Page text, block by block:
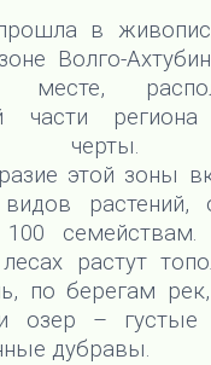
в
Волго-
месте,
части
черты.
этой зоны
растений,
семействам.
растут
по берегам
озер –
дубравы.